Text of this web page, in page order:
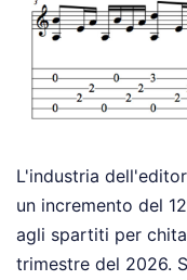
L'industria
un incremento del
agli spartiti per
trimestre del 2026.